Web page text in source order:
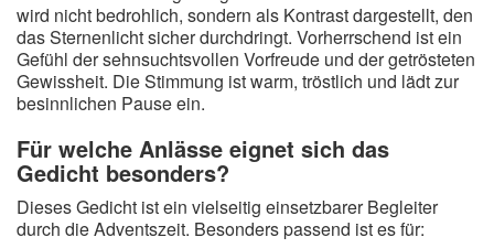
wird nicht bedrohlich, sondern als Kontrast dargestellt, den
das Sternenlicht sicher durchdringt. Vorherrschend ist ein
Gefühl der sehnsuchtsvollen Vorfreude und der getrösteten
Gewissheit. Die Stimmung ist warm, tröstlich und lädt zur
besinnlichen Pause ein.
Für welche Anlässe eignet sich das
Gedicht besonders?
Dieses Gedicht ist ein vielseitig einsetzbarer Begleiter
durch die Adventszeit. Besonders passend ist es für: